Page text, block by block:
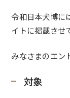
令和日本犬博に
イトに掲載させ
みなさまのエン
対象